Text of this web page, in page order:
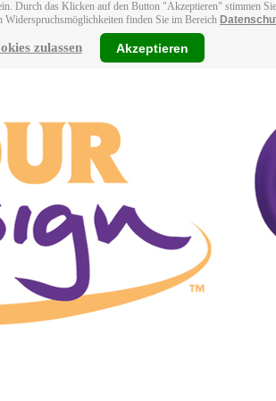
Durch das Klicken auf den Button "Akzeptieren" stimmen
finden Sie im Bereich
zulassen Akzeptieren